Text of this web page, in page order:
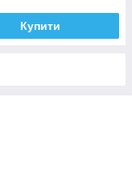
Купити